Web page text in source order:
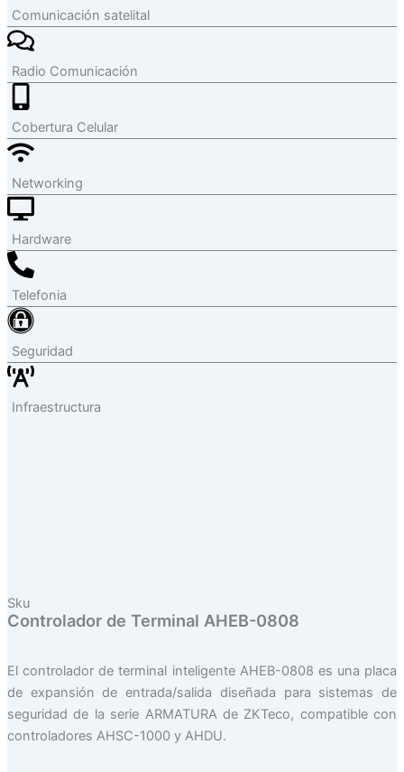
Comunicación satelital
Radio Comunicación
Cobertura Celular
Networking
Hardware
Telefonia
Seguridad
Infraestructura
Sku
Controlador de Terminal AHEB-0808
El controlador de terminal inteligente AHEB-0808 es una placa
de expansión de entrada/salida diseñada para sistemas de
seguridad de la serie ARMATURA de ZKTeco, compatible con
controladores AHSC-1000 y AHDU.